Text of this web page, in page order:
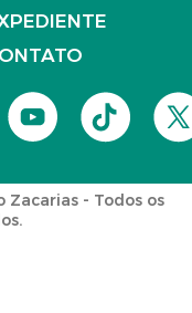
- Todos os